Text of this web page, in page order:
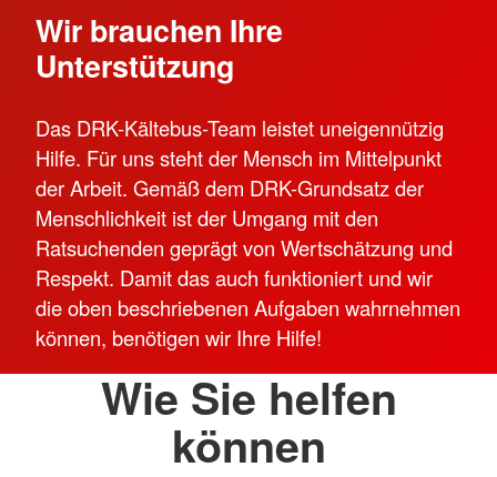
Wir brauchen Ihre
Unterstützung
Das DRK-Kältebus-Team leistet uneigennützig
Hilfe. Für uns steht der Mensch im Mittelpunkt
der Arbeit. Gemäß dem DRK-Grundsatz der
Menschlichkeit ist der Umgang mit den
Ratsuchenden geprägt von Wertschätzung und
Respekt. Damit das auch funktioniert und wir
die oben beschriebenen Aufgaben wahrnehmen
können, benötigen wir Ihre Hilfe!
Wie Sie helfen
können